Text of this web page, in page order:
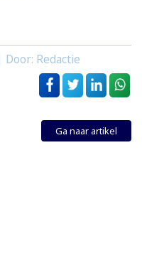
Redactie
Ga naar artikel